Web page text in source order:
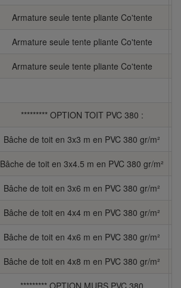
Armature seule tente pliante Co'tente
Armature seule tente pliante Co'tente
Armature seule tente pliante Co'tente
********* OPTION TOIT PVC 380 :
Bâche de toit en 3x3 m en PVC 380 gr/m²
Bâche de toit en 3x4.5 m en PVC 380 gr/m²
Bâche de toit en 3x6 m en PVC 380 gr/m²
Bâche de toit en 4x4 m en PVC 380 gr/m²
Bâche de toit en 4x6 m en PVC 380 gr/m²
Bâche de toit en 4x8 m en PVC 380 gr/m²